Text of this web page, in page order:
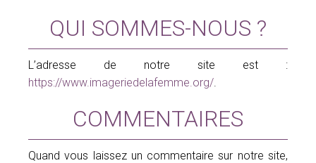
Le dépistage
Cours
Ateliers-Formations
Agenda
Congrès SIFEM
QUI SOMMES-NOUS ?
L’adresse de notre site est :
https://www.imageriedelafemme.org/.
COMMENTAIRES
Quand vous laissez un commentaire sur notre site,